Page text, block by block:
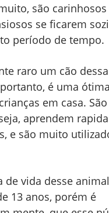
são carinhosos
se ficarem
período de tempo.
raro um cão
portanto, é uma
em casa.
aprendem
e são muito
de vida desse
13 anos, porém é